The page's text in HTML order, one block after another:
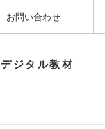
お問い合わせ
デジタル教材